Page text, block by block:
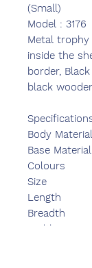
(Small)
Model : 3176
Metal
inside the
border,
black
Body Material
Base Material
Colours
Size
Length
Breadth
Width